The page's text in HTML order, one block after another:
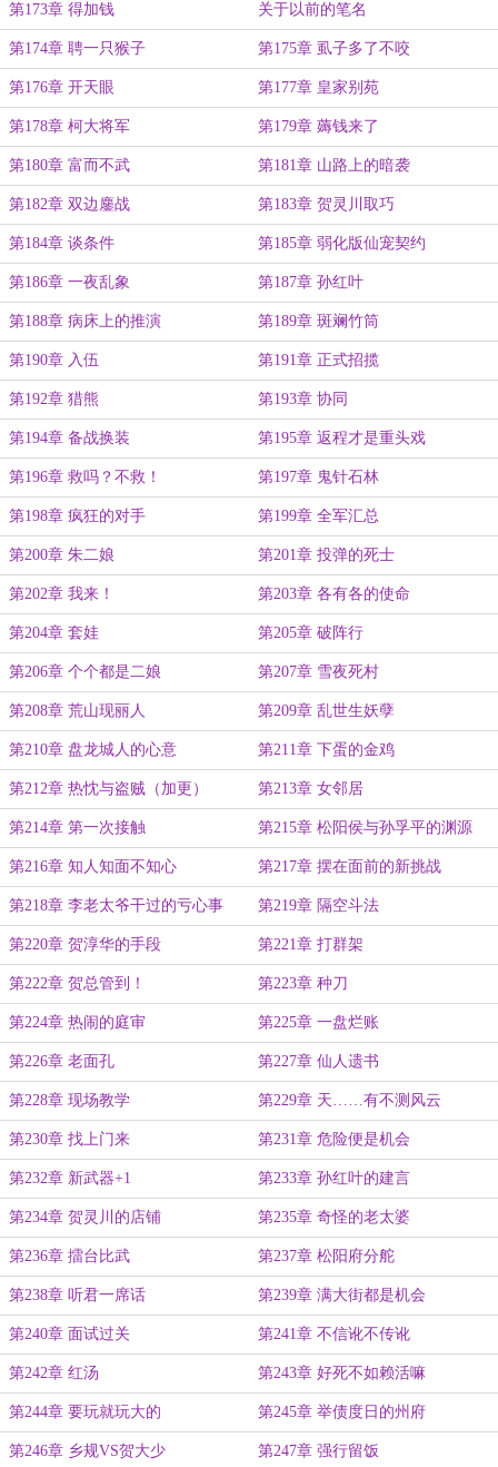
第173章 得加钱 关于以前的笔名
第174章 聘一只猴子 第175章 虱子多了不咬
第176章 开天眼 第177章 皇家别苑
第178章 柯大将军 第179章 薅钱来了
第180章 富而不武 第181章 山路上的暗袭
第182章 双边鏖战 第183章 贺灵川取巧
第184章 谈条件 第185章 弱化版仙宠契约
第186章 一夜乱象 第187章 孙红叶
第188章 病床上的推演 第189章 斑斓竹筒
第190章 入伍 第191章 正式招揽
第192章 猎熊 第193章 协同
第194章 备战换装 第195章 返程才是重头戏
第196章 救吗？不救！ 第197章 鬼针石林
第198章 疯狂的对手 第199章 全军汇总
第200章 朱二娘 第201章 投弹的死士
第202章 我来！ 第203章 各有各的使命
第204章 套娃 第205章 破阵行
第206章 个个都是二娘 第207章 雪夜死村
第208章 荒山现丽人 第209章 乱世生妖孽
第210章 盘龙城人的心意 第211章 下蛋的金鸡
第212章 热忱与盗贼（加更） 第213章 女邻居
第214章 第一次接触 第215章 松阳侯与孙孚平的渊源
第216章 知人知面不知心 第217章 摆在面前的新挑战
第218章 李老太爷干过的亏心事 第219章 隔空斗法
第220章 贺淳华的手段 第221章 打群架
第222章 贺总管到！ 第223章 种刀
第224章 热闹的庭审 第225章 一盘烂账
第226章 老面孔 第227章 仙人遗书
第228章 现场教学 第229章 天……有不测风云
第230章 找上门来 第231章 危险便是机会
第232章 新武器+1 第233章 孙红叶的建言
第234章 贺灵川的店铺 第235章 奇怪的老太婆
第236章 擂台比武 第237章 松阳府分舵
第238章 听君一席话 第239章 满大街都是机会
第240章 面试过关 第241章 不信讹不传讹
第242章 红汤 第243章 好死不如赖活嘛
第244章 要玩就玩大的 第245章 举债度日的州府
第246章 乡规VS贺大少 第247章 强行留饭